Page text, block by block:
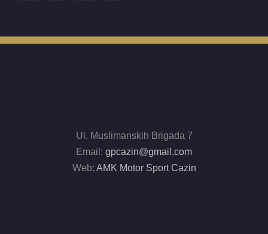
Ul. Muslimanskih Brigada 7
Email: gpcazin@gmail.com
Web: AMK Motor Sport Cazin